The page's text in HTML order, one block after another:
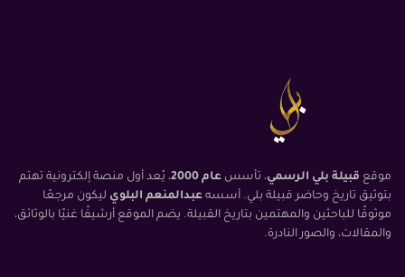
موقع قبيلة بلي الرسمي، تأسس عام 2000
، يُعد أول منصة إلكترونية تهتم
بتوثيق تاريخ وحاضر قبيلة بلي. أسسه عبدالمنعم البلوي ليكون مرجعًا
موثوقًا للباحثين والمهتمين بتاريخ القبيلة. يضم الموقع أرشيفًا غنيًا بالوثائق،
والمقالات، والصور النادرة.